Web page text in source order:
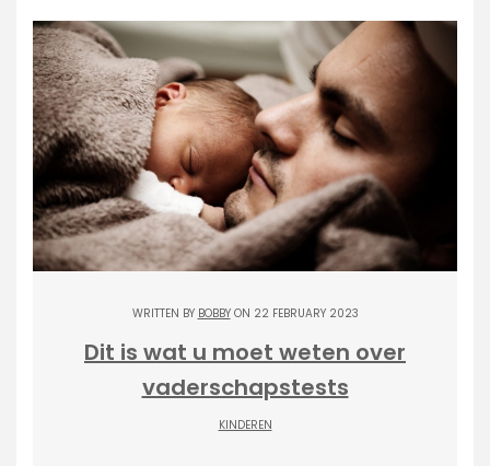
WRITTEN BY BOBBYON 22 FEBRUARY 2023
Dit is wat u moet weten over
vaderschapstests
KINDEREN